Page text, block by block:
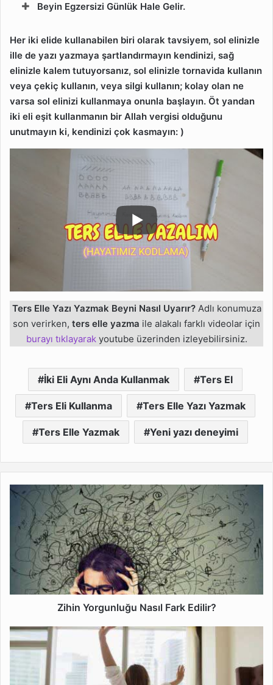
Beyin Egzersizi Günlük Hale Gelir.
Her iki elide kullanabilen biri olarak tavsiyem, sol elinizle
ille de yazı yazmaya şartlandırmayın kendinizi, sağ
elinizle kalem tutuyorsanız, sol elinizle tornavida kullanın
veya çekiç kullanın, veya silgi kullanın; kolay olan ne
varsa sol elinizi kullanmaya onunla başlayın. Öt yandan
iki eli eşit kullanmanın bir Allah vergisi olduğunu
unutmayın ki, kendinizi çok kasmayın: )
Ters Elle Yazı Yazmak Beyni Nasıl Uyarır?Adlı konumuza
son verirken, ters elle yazma ile alakalı farklı videolar için
burayı tıklayarakyoutube üzerinden izleyebilirsiniz.
İki Eli Aynı Anda Kullanmak Ters El
Ters Eli Kullanma Ters Elle Yazı Yazmak
Ters Elle Yazmak Yeni yazı deneyimi
Zihin
Yorgunluğu
Fark
Edilir?
Zihin Yorgunluğu Nasıl Fark Edilir?
Aynı
Saatte